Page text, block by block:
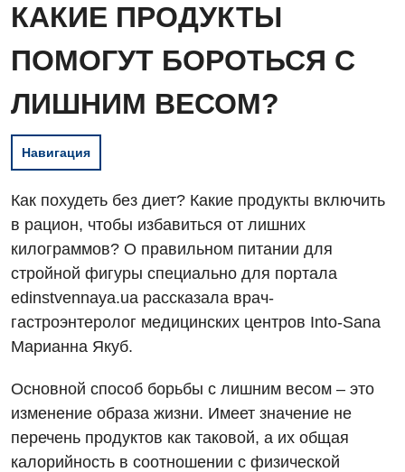
Вакансии
КАКИЕ ПРОДУКТЫ
ПОМОГУТ БОРОТЬСЯ С
ЛИШНИМ ВЕСОМ?
Навигация
Как похудеть без диет? Какие продукты включить
в рацион, чтобы избавиться от лишних
килограммов? О правильном питании для
стройной фигуры специально для портала
edinstvennaya.ua рассказала врач-
гастроэнтеролог медицинских центров Into-Sana
Марианна Якуб.
Основной способ борьбы с лишним весом – это
изменение образа жизни. Имеет значение не
перечень продуктов как таковой, а их общая
калорийность в соотношении с физической